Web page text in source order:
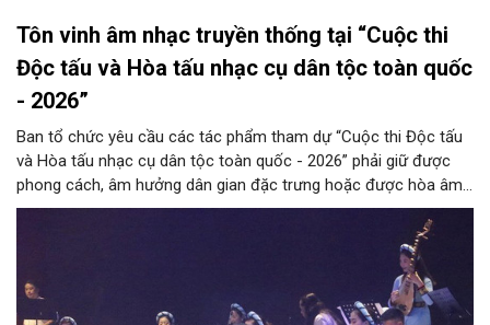
Tôn vinh âm nhạc truyền thống tại “Cuộc thi
Độc tấu và Hòa tấu nhạc cụ dân tộc toàn quốc
- 2026”
Ban tổ chức yêu cầu các tác phẩm tham dự “Cuộc thi Độc tấu
và Hòa tấu nhạc cụ dân tộc toàn quốc - 2026” phải giữ được
phong cách, âm hưởng dân gian đặc trưng hoặc được hòa âm,
phối khí mới trên nền tảng làn điệu âm nhạc truyền thống Việt
Nam, đồng thời phải được trình diễn trực tiếp bằng nhạc cụ dân